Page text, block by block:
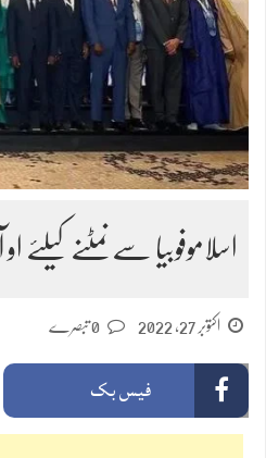
اسلاموفوبیا سےنمٹنے کیلئے
اکتوبر 27, 2022 0 تبصرے
فیس بک